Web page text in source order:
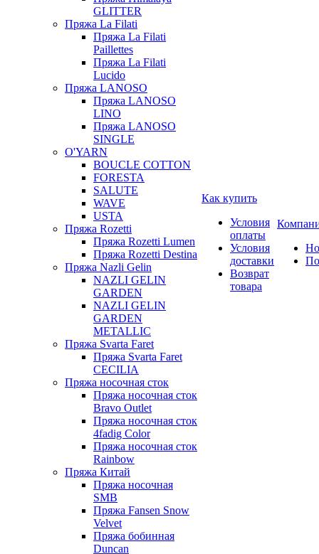
GLITTER
Пряжа La Filati
Пряжа La Filati
Paillettes
Пряжа La Filati
Lucido
Пряжа LANOSO
Пряжа LANOSO
LINO
Пряжа LANOSO
SINGLE
O'YARN
BOUCLE COTTON
FORESTA
SALUTE
WAVE
USTA
Пряжа Rozetti
Пряжа Rozetti Lumen
Пряжа Rozetti Destina
Пряжа Nazli Gelin
NAZLI GELIN
GARDEN
NAZLI GELIN
GARDEN
METALLIC
Пряжа Svarta Faret
Пряжа Svarta Faret
CECILIA
Пряжа носочная сток
Пряжа носочная сток
Bravo Outlet
Пряжа носочная сток
4fadig Color
Пряжа носочная сток
Rainbow
Пряжа Китай
Пряжа носочная
SMB
Пряжа Fansen Snow
Velvet
Пряжа бобинная
Duncan
Как купить
Условия
оплаты
Условия
доставки
Возврат
товара